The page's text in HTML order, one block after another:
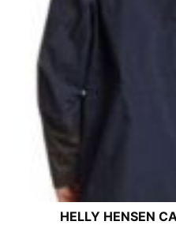
HELLY HENSEN